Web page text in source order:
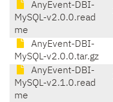
AnyEvent-DBI-
MySQL-v2.0.0.read
me
AnyEvent-DBI-
MySQL-v2.0.0.tar.gz
AnyEvent-DBI-
MySQL-v2.1.0.read
me